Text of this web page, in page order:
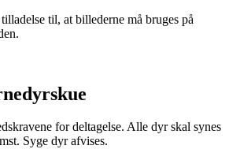
til, at billederne må bruges på
for deltagelse. Alle dyr skal synes
Syge dyr afvises.